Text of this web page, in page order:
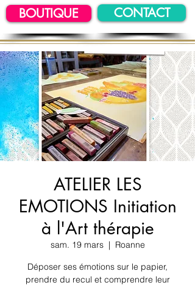
BOUTIQUE CONTACT
ATELIER LES
EMOTIONS Initiation
à l'Art thérapie
sam. 19 mars
  |
Roanne
Déposer ses émotions sur le papier,
prendre du recul et comprendre leur